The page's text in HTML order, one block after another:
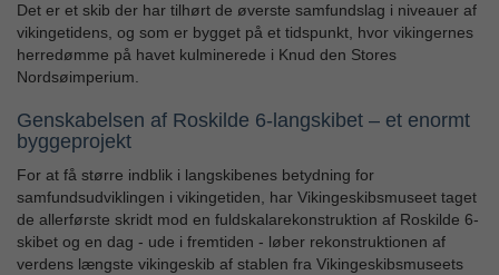
Det er et skib der har tilhørt de øverste samfundslag i niveauer af
vikingetidens, og som er bygget på et tidspunkt, hvor vikingernes
herredømme på havet kulminerede i Knud den Stores
Nordsøimperium.
Genskabelsen af Roskilde 6-langskibet – et enormt
byggeprojekt
For at få større indblik i langskibenes betydning for
samfundsudviklingen i vikingetiden, har Vikingeskibsmuseet taget
de allerførste skridt mod en fuldskalarekonstruktion af Roskilde 6-
skibet og en dag - ude i fremtiden - løber rekonstruktionen af
verdens længste vikingeskib af stablen fra Vikingeskibsmuseets